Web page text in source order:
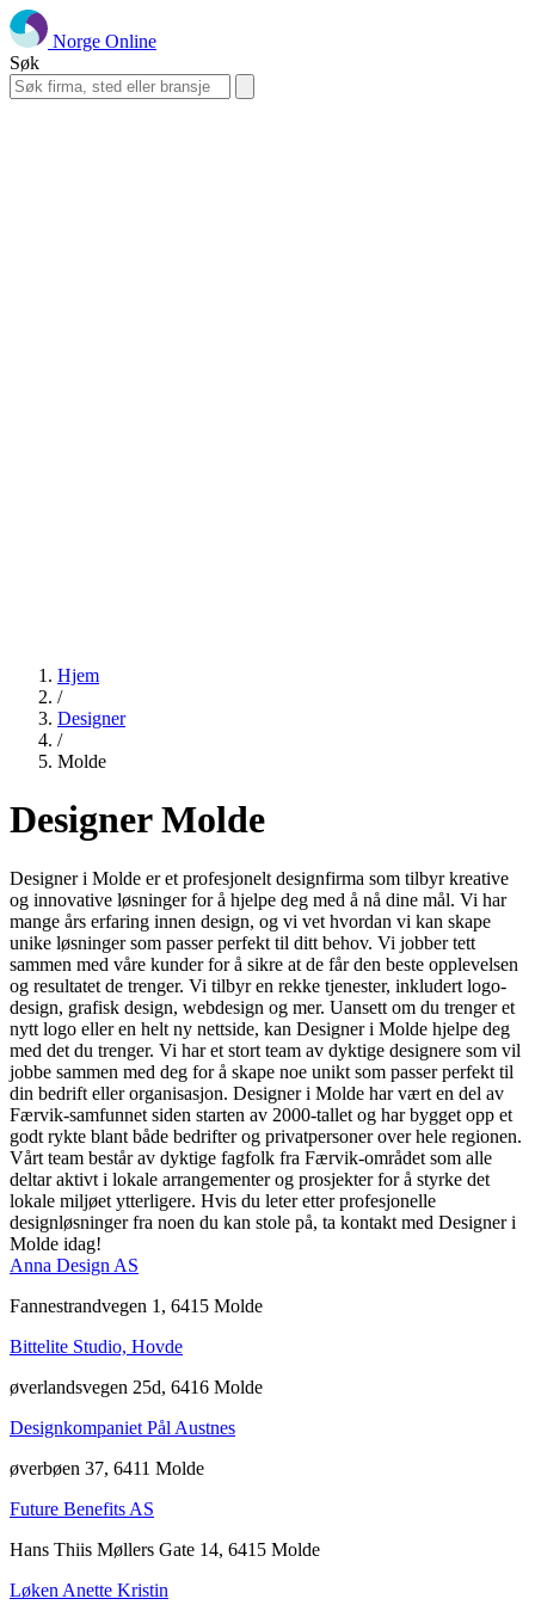
Norge Online
Søk
Hjem
/
Designer
/
Molde
Designer Molde
Designer i Molde er et profesjonelt designfirma som tilbyr kreative
og innovative løsninger for å hjelpe deg med å nå dine mål. Vi har
mange års erfaring innen design, og vi vet hvordan vi kan skape
unike løsninger som passer perfekt til ditt behov. Vi jobber tett
sammen med våre kunder for å sikre at de får den beste opplevelsen
og resultatet de trenger. Vi tilbyr en rekke tjenester, inkludert logo-
design, grafisk design, webdesign og mer. Uansett om du trenger et
nytt logo eller en helt ny nettside, kan Designer i Molde hjelpe deg
med det du trenger. Vi har et stort team av dyktige designere som vil
jobbe sammen med deg for å skape noe unikt som passer perfekt til
din bedrift eller organisasjon. Designer i Molde har vært en del av
Færvik-samfunnet siden starten av 2000-tallet og har bygget opp et
godt rykte blant både bedrifter og privatpersoner over hele regionen.
Vårt team består av dyktige fagfolk fra Færvik-området som alle
deltar aktivt i lokale arrangementer og prosjekter for å styrke det
lokale miljøet ytterligere. Hvis du leter etter profesjonelle
designløsninger fra noen du kan stole på, ta kontakt med Designer i
Molde idag!
Anna Design AS
Fannestrandvegen 1, 6415 Molde
Bittelite Studio, Hovde
øverlandsvegen 25d, 6416 Molde
Designkompaniet Pål Austnes
øverbøen 37, 6411 Molde
Future Benefits AS
Hans Thiis Møllers Gate 14, 6415 Molde
Løken Anette Kristin